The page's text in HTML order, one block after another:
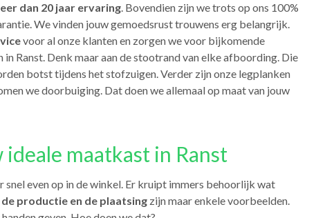
dan 20 jaar ervaring. Bovendien zijn we trots op ons 100%
We vinden jouw gemoedsrust trouwens erg belangrijk.
voor al onze klanten en zorgen we voor bijkomende
in Ranst. Denk maar aan de stootrand van elke afboording. Die
botst tijdens het stofzuigen. Verder zijn onze legplanken
we doorbuiging. Dat doen we allemaal op maat van jouw
maatkast in Ranst
snel even op in de winkel. Er kruipt immers behoorlijk wat
productie en de plaatsing zijn maar enkele voorbeelden.